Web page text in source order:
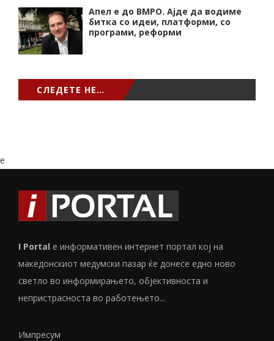
Апел е до ВМРО. Ајде да водиме
битка со идеи, платформи, со
програми, реформи
СЛЕДЕТЕ НЕ…
e
I Portal е информативен интернет портал кој на
македонскиот медумски пазар ќе донесе едно ново
светло во информирањето, објективноста и
непристрасноста во работењето...
Импресум